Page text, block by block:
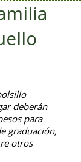
deberán
para
graduación,
otros